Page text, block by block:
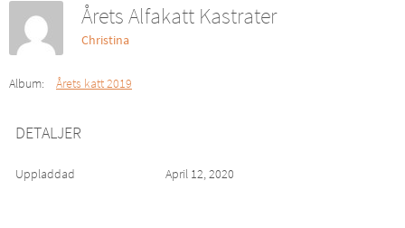
Årets Alfakatt Kastrater
Christina
Album: Årets katt 2019
DETALJER
Uppladdad April 12, 2020